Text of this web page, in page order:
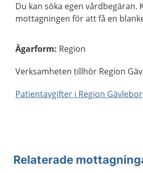
Du kan söka egen vårdbegäran.
mottagningen för att få en
Ägarform: Region
Verksamheten tillhör Region
Patientavgifter i Region
Relaterade